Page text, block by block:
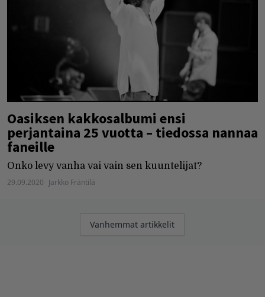
Oasiksen kakkosalbumi ensi
perjantaina 25 vuotta – tiedossa nannaa
faneille
Onko levy vanha vai vain sen kuuntelijat?
29.09.2020 Jarkko Fräntilä
Artikkelien
Vanhemmat artikkelit